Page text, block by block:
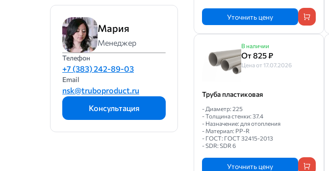
Мария
Менеджер
Телефон
+7 (383) 242-89-03
Email
nsk@truboproduct.ru
Консультация
Уточнить цену
В наличии
От 825 ₽
Цена от 17.07.2026
Труба пластиковая
- Диаметр: 225
- Толщина стенки: 37.4
- Назначение: для отопления
- Материал: PP-R
- ГОСТ: ГОСТ 32415-2013
- SDR: SDR 6
Уточнить цену